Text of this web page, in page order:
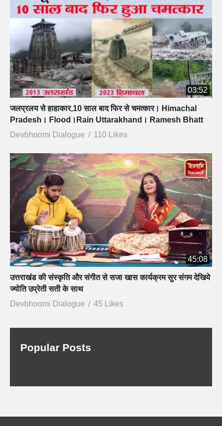
03:52
जलप्रलय से हाहाकार,10 साल बाद फिर से चमत्कार। Himachal
Pradesh। Flood।Rain Uttarakhand। Ramesh Bhatt
Devbhoomi Dialogue
110 Likes
45:08
उत्तराखंड की संस्कृति और संगीत से सजा खास कार्यक्रम सुर संगम देखिये
ज्योति उप्रेती सती के साथ
Devbhoomi Dialogue
45 Likes
Popular Posts